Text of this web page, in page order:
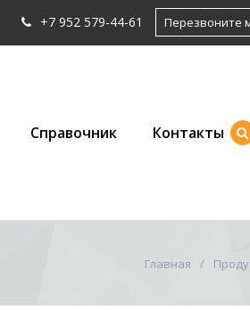
+7 952 579-44-61 Перезвоните
Справочник Контакты
Главная